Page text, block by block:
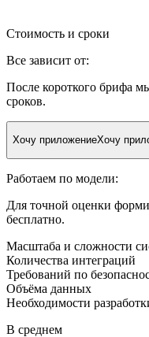
Стоимость и сроки
Все зависит от:
После короткого брифа
сроков.
Хочу приложениеХочу
Работаем по модели:
Для точной оценки
бесплатно.
Масштаба и сложности
Количества интеграций
Требований по
Объёма данных
Необходимости
В среднем